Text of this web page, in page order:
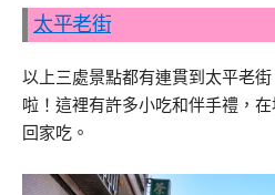
太平老街
以上三處景點都有連貫到太平老
啦！這裡有許多小吃和伴手禮，
回家吃。